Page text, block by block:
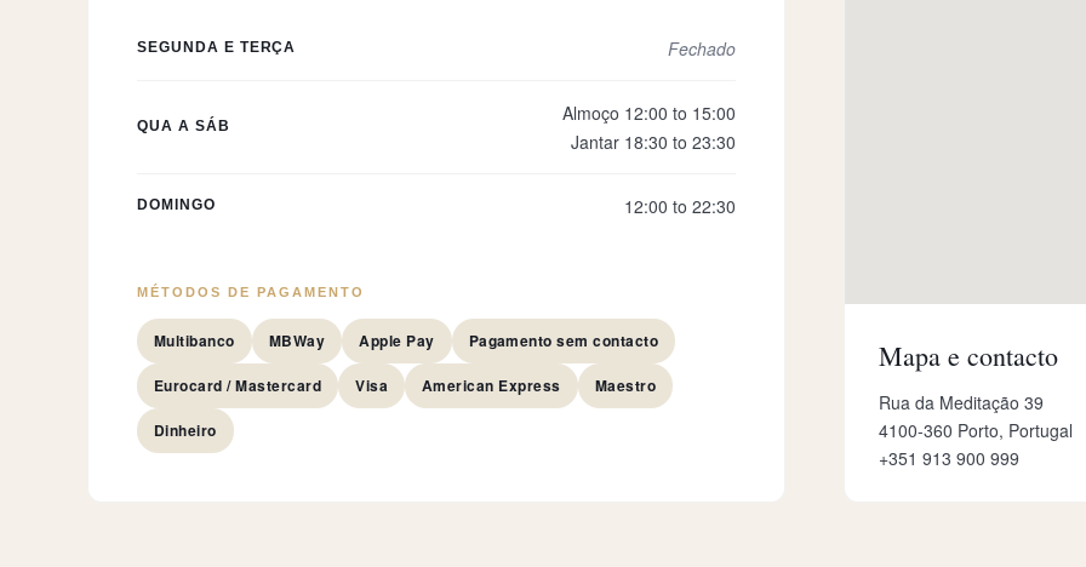
SEGUNDA E TERÇA Fechado
QUA A SÁB
Almoço 12:00 to 15:00
Jantar 18:30 to 23:30
DOMINGO 12:00 to 22:30
MÉTODOS DE PAGAMENTO
Multibanco MBWay Apple Pay Pagamento sem contacto
Eurocard / Mastercard Visa American Express Maestro
Dinheiro
Mapa e contacto
Rua da Meditação 39
4100-360 Porto, Portugal
+351 913 900 999